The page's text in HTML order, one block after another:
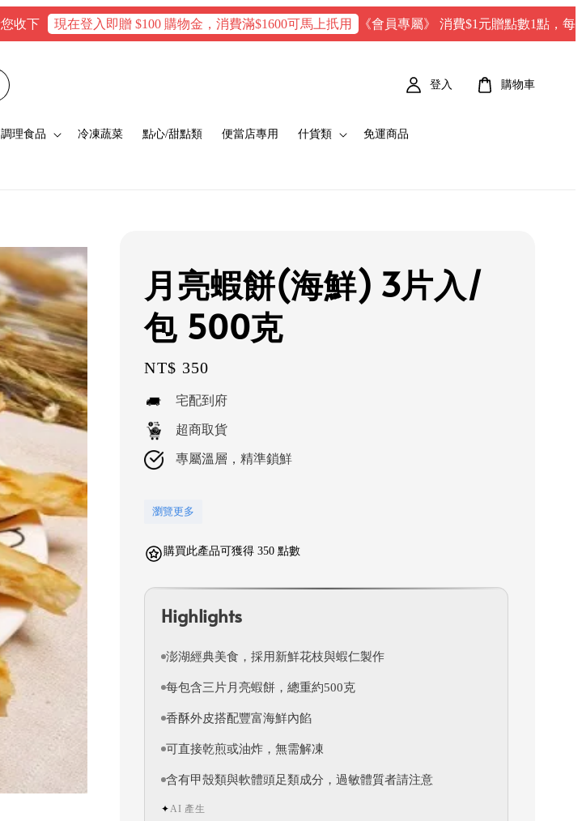
現在登入即贈 $100 購物金，消費滿$1600可馬上扺用 《會員專屬》 消費$1元贈點數1點，每100 點
調理食品 冷凍蔬菜 點心/甜點類 便當店專用 什貨類 免運商品
登入 購物車
月亮蝦餅(海鮮) 3片入/
包 500克
Regular
price
NT$ 350
宅配到府
超商取貨
專屬溫層，精準鎖鮮
瀏覽更多
購買此產品可獲得 350 點數
Highlights
澎湖經典美食，採用新鮮花枝與蝦仁製作
每包含三片月亮蝦餅，總重約500克
香酥外皮搭配豐富海鮮內餡
可直接乾煎或油炸，無需解凍
含有甲殼類與軟體頭足類成分，過敏體質者請注意
✦ AI 產生